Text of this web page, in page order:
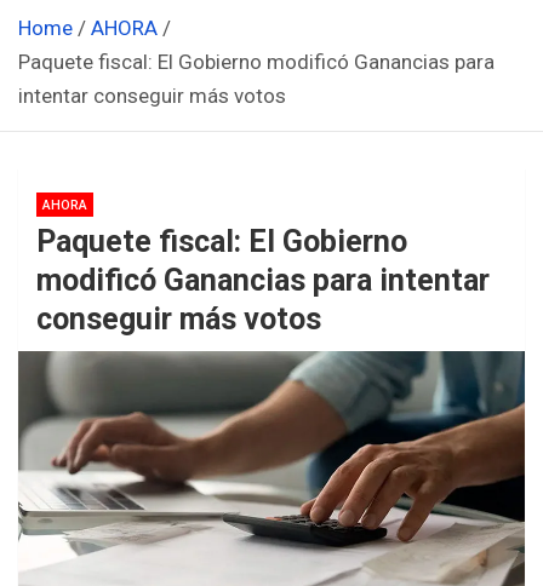
Home
AHORA
Paquete fiscal: El Gobierno modificó Ganancias para
intentar conseguir más votos
AHORA
Paquete fiscal: El Gobierno
modificó Ganancias para intentar
conseguir más votos